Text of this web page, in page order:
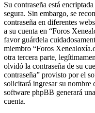
Su contraseña está
segura. Sin embargo, se
contraseña en diferentes
a su cuenta en “Foros
favor guárdela
miembro “Foros
otra tercera parte,
olvidó la contraseña de su
contraseña” provisto por el
solicitará ingresar su nombre
software phpBB generará
cuenta.